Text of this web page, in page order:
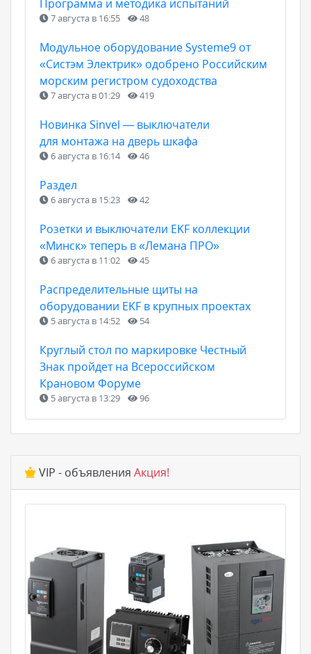
Программа и методика испытаний
7 августа в 16:55 48
Модульное оборудование Systeme9 от
«Систэм Электрик» одобрено Российским
морским регистром судоходства
7 августа в 01:29 419
Новинка Sinvel — выключатели
для монтажа на дверь шкафа
6 августа в 16:14 46
Раздел
6 августа в 15:23 42
Розетки и выключатели EKF коллекции
«Минск» теперь в «Лемана ПРО»
6 августа в 11:02 45
Распределительные щиты на
оборудовании EKF в крупных проектах
5 августа в 14:52 54
Круглый стол по маркировке Честный
Знак пройдет на Всероссийском
Крановом Форуме
5 августа в 13:29 96
VIP - объявления Акция!